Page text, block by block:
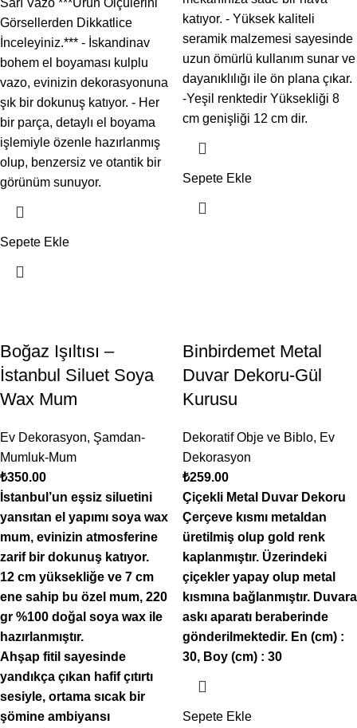
Görsellerden Dikkatlice
İnceleyiniz.*** - İskandinav
bohem el boyaması kulplu
vazo, evinizin dekorasyonuna
şık bir dokunuş katıyor. - Her
bir parça, detaylı el boyama
işlemiyle özenle hazırlanmış
olup, benzersiz ve otantik bir
görünüm sunuyor.
Sepete Ekle
katıyor. - Yüksek kaliteli
seramik malzemesi sayesinde
uzun ömürlü kullanım sunar ve
dayanıklılığı ile ön plana çıkar.
-Yeşil renktedir Yüksekliği 8
cm genişliği 12 cm dir.
Sepete Ekle
Boğaz Işıltısı –
İstanbul Siluet Soya
Wax Mum
Ev Dekorasyon, Şamdan-
Mumluk-Mum
₺350.00
İstanbul’un eşsiz siluetini
yansıtan el yapımı soya wax
mum, evinizin atmosferine
zarif bir dokunuş katıyor.
12 cm yüksekliğe ve 7 cm
ene sahip bu özel mum, 220
gr %100 doğal soya wax ile
hazırlanmıştır.
Ahşap fitil sayesinde
yandıkça çıkan hafif çıtırtı
sesiyle, ortama sıcak bir
şömine ambiyansı
Binbirdemet Metal
Duvar Dekoru-Gül
Kurusu
Dekoratif Obje ve Biblo, Ev
Dekorasyon
₺259.00
Çiçekli Metal Duvar Dekoru
Çerçeve kısmı metaldan
üretilmiş olup gold renk
kaplanmıştır. Üzerindeki
çiçekler yapay olup metal
kısmına bağlanmıştır. Duvara
askı aparatı beraberinde
gönderilmektedir. En (cm) :
30, Boy (cm) : 30
Sepete Ekle